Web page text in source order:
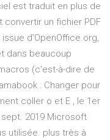
est traduit en plus de
convertir un fichier PDF
d'OpenOffice.org,
dans beaucoup
(c'est-à-dire de
: Changer pour
coller o et E , le 1er
2019 Microsoft
utilisée. plus très à